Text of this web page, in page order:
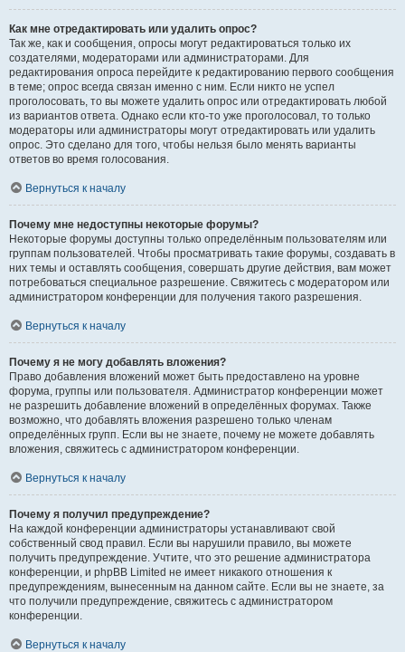
Как мне отредактировать или удалить опрос?
Так же, как и сообщения, опросы могут редактироваться только их
создателями, модераторами или администраторами. Для
редактирования опроса перейдите к редактированию первого сообщения
в теме; опрос всегда связан именно с ним. Если никто не успел
проголосовать, то вы можете удалить опрос или отредактировать любой
из вариантов ответа. Однако если кто-то уже проголосовал, то только
модераторы или администраторы могут отредактировать или удалить
опрос. Это сделано для того, чтобы нельзя было менять варианты
ответов во время голосования.
Вернуться к началу
Почему мне недоступны некоторые форумы?
Некоторые форумы доступны только определённым пользователям или
группам пользователей. Чтобы просматривать такие форумы, создавать в
них темы и оставлять сообщения, совершать другие действия, вам может
потребоваться специальное разрешение. Свяжитесь с модератором или
администратором конференции для получения такого разрешения.
Вернуться к началу
Почему я не могу добавлять вложения?
Право добавления вложений может быть предоставлено на уровне
форума, группы или пользователя. Администратор конференции может
не разрешить добавление вложений в определённых форумах. Также
возможно, что добавлять вложения разрешено только членам
определённых групп. Если вы не знаете, почему не можете добавлять
вложения, свяжитесь с администратором конференции.
Вернуться к началу
Почему я получил предупреждение?
На каждой конференции администраторы устанавливают свой
собственный свод правил. Если вы нарушили правило, вы можете
получить предупреждение. Учтите, что это решение администратора
конференции, и phpBB Limited не имеет никакого отношения к
предупреждениям, вынесенным на данном сайте. Если вы не знаете, за
что получили предупреждение, свяжитесь с администратором
конференции.
Вернуться к началу